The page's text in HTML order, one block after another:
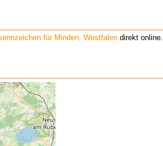
für Minden, Westfalendirekt online.